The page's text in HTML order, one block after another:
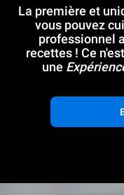
La première et
vous pouvez
professionnel
recettes ! Ce
une